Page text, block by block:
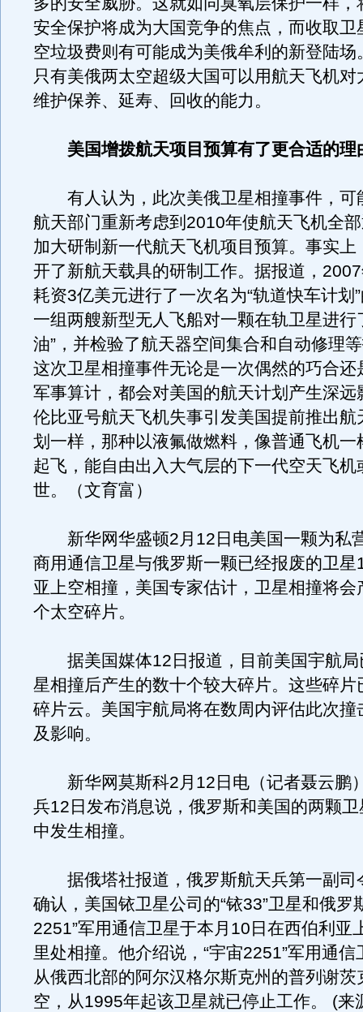
安全保护将成为大国竞争的焦点，而收取卫
空垃圾费则有可能成为美俄牟利的新登陆场
只有美俄两太空超级大国可以用航天飞机对
维护保养、延寿、回收的能力。
美国增拨航天项目预算有了更合适的理
有人认为，此次美俄卫星相撞事件，可
航天部门重新考虑到2010年使航天飞机全
加大研制新一代航天飞机项目预算。事实上
开了新航天载具的研制工作。据报道，
耗资3亿美元进行了一次名为“轨道快车计划
一组两艘新型无人飞船对一颗在轨卫星进行
油”，并检验了航天器空间集合和自动修理
这次卫星相撞事件无论是一次偶然的巧合还
军事算计，都会对美国的航天计划产生深远
伦比亚号航天飞机失事引发美国提前推出航
划一样，那种以液氟做燃料，像普通飞机一
起飞，能自由出入大气层的下一代空天飞机
世。（文育富）
新华网华盛顿2月12日电美国一颗为私
商用通信卫星与俄罗斯一颗已经报废的卫星
亚上空相撞，美国专家估计，卫星相撞将会
个太空碎片。
据美国媒体12日报道，目前美国宇航局
星相撞后产生的数十个较大碎片。这些碎片
碎片云。美国宇航局将在数周内评估此次撞
及影响。
新华网莫斯科2月12日电（记者聂云鹏
兵12日发布消息说，俄罗斯和美国的两颗
中发生相撞。
据俄塔社报道，俄罗斯航天兵第一副司
确认，美国铱卫星公司的“铱33”卫星和俄罗
2251”军用通信卫星于本月10日在西伯利亚
里处相撞。他介绍说，“宇宙2251”军用通
从俄西北部的阿尔汉格尔斯克州的普列谢茨
空，从1995年起该卫星就已停止工作。 (来